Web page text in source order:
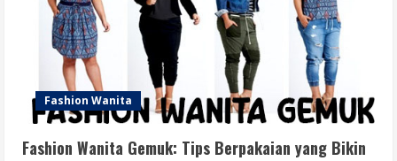
Fashion Wanita
Fashion Wanita Gemuk: Tips Berpakaian yang Bikin